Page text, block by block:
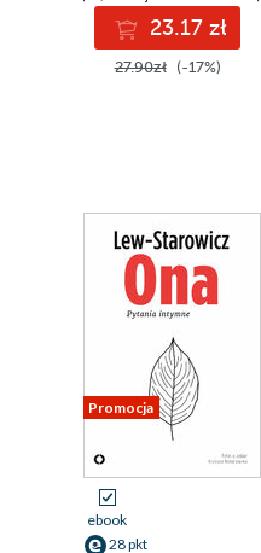
23.17 zł
27.90zł (-17%)
Promocja
ebook
28 pkt